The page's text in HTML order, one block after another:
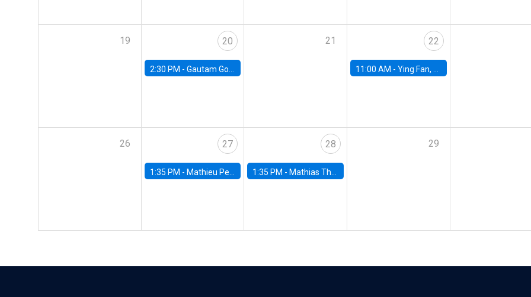
19 20
2:30 PM - Gautam Gowrisankaran, Columbia University
21 22
11:00 AM -Ying Fan, University of Michigan
26 27
1:35 PM - Mathieu Pedemonte, IDB
28
1:35 PM - Mathias Thoenig, University of Lausanne
29